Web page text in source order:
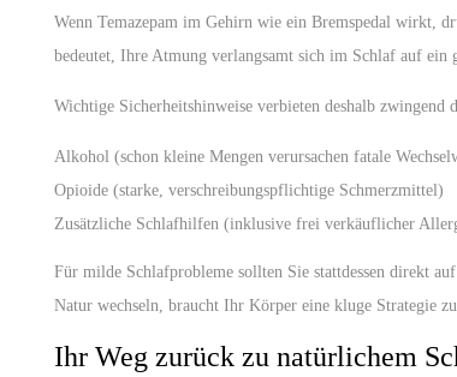
Wenn Temazepam im Gehirn wie ein Bremspedal wirkt,
bedeutet, Ihre Atmung verlangsamt sich im Schlaf auf ein
Wichtige Sicherheitshinweise verbieten deshalb zwingend
Alkohol (schon kleine Mengen verursachen fatale
Opioide (starke, verschreibungspflichtige Schmerzmittel)
Zusätzliche Schlafhilfen (inklusive frei verkäuflicher
Für milde Schlafprobleme sollten Sie stattdessen direkt
Natur wechseln, braucht Ihr Körper eine kluge Strategie
Ihr Weg zurück zu natürlichem